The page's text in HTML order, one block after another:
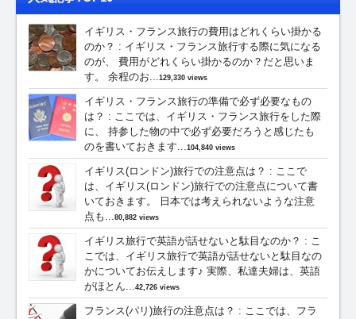
イギリス・フランス旅行の費用はどれくらい掛かる
のか？ : イギリス・フランス旅行する際に気になる
のが、 費用がどれくらい掛かるのか？だと思いま
す。 余程のお...129,330 views
イギリス・フランス旅行の準備で必ず必要なもの
は？ : ここでは、イギリス・フランス旅行をした際
に、 持参した物の中で必ず必要だろうと感じたも
のを書いておきます...104,840 views
イギリス(ロンドン)旅行での注意点は？ : ここで
は、イギリス(ロンドン)旅行での注意点について書
いておきます。 日本では考えられないような注意
点も...80,882 views
イギリス旅行で英語が話せないと駄目なのか？ : こ
こでは、イギリス旅行で英語が話せないと駄目なの
かについてお伝えします♪ 実際、私達夫婦は、英語
がほとん...42,726 views
フランス(パリ)旅行の注意点は？ : ここでは、フラ